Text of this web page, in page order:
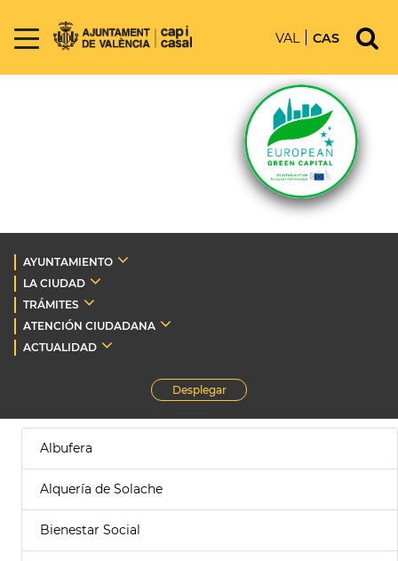
VAL CAS
AYUNTAMIENTO
LA CIUDAD
TRÁMITES
ATENCIÓN CIUDADANA
ACTUALIDAD
Desplegar
Albufera
Alquería de Solache
Bienestar Social